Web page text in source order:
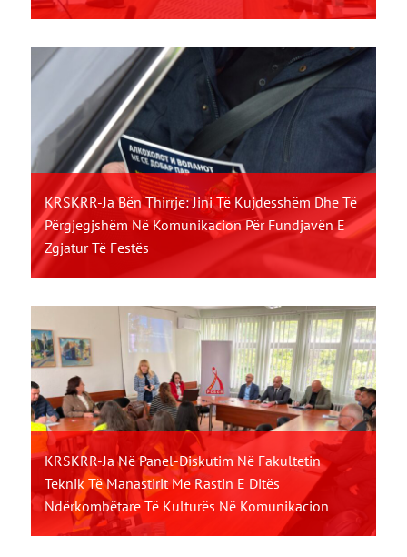
KRSKRR-Ja Bën Thirrje: Jini Të Kujdesshëm Dhe Të
Përgjegjshëm Në Komunikacion Për Fundjavën E
Zgjatur Të Festës
KRSKRR-Ja Në Panel-Diskutim Në Fakultetin
Teknik Të Manastirit Me Rastin E Ditës
Ndërkombëtare Të Kulturës Në Komunikacion